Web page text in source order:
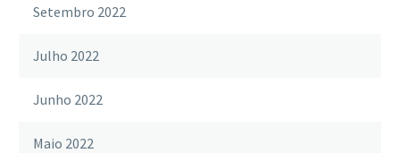
Setembro 2022
Julho 2022
Junho 2022
Maio 2022